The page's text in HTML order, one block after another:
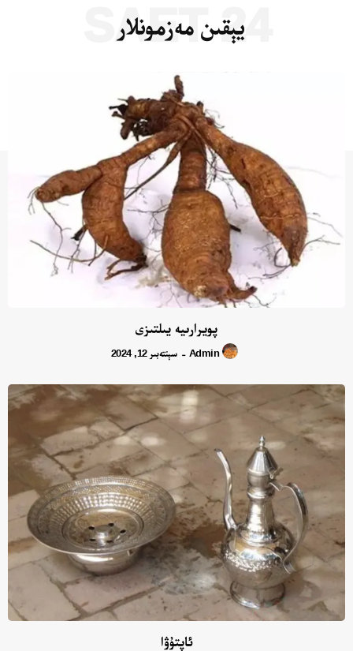
يېقىن مەزمونلار
24 SAET
پويرارىيە يىلتىزى
Admin
- سېنتەبىر 12, 2024
ئاپتۇۋا